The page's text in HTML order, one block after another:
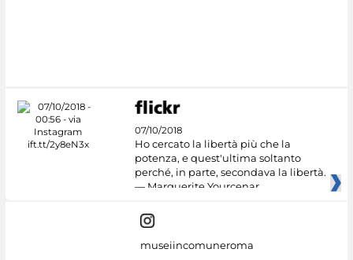
07/10/2018
Ho cercato la libertà più che la
potenza, e quest'ultima soltanto
perché, in parte, secondava la libertà.
— Marguerite Yourcenar
museiincomuneroma